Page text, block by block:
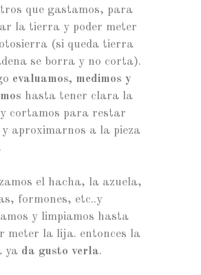
que gastamos, para
la tierra y poder meter
(si queda tierra
se borra y no corta).
evaluamos, medimos y
hasta tener clara la
cortamos para restar
y aproximarnos a la pieza
el hacha, la azuela,
formones, etc..y
y limpiamos hasta
meter la lija. entonces la
ya da gusto verla.